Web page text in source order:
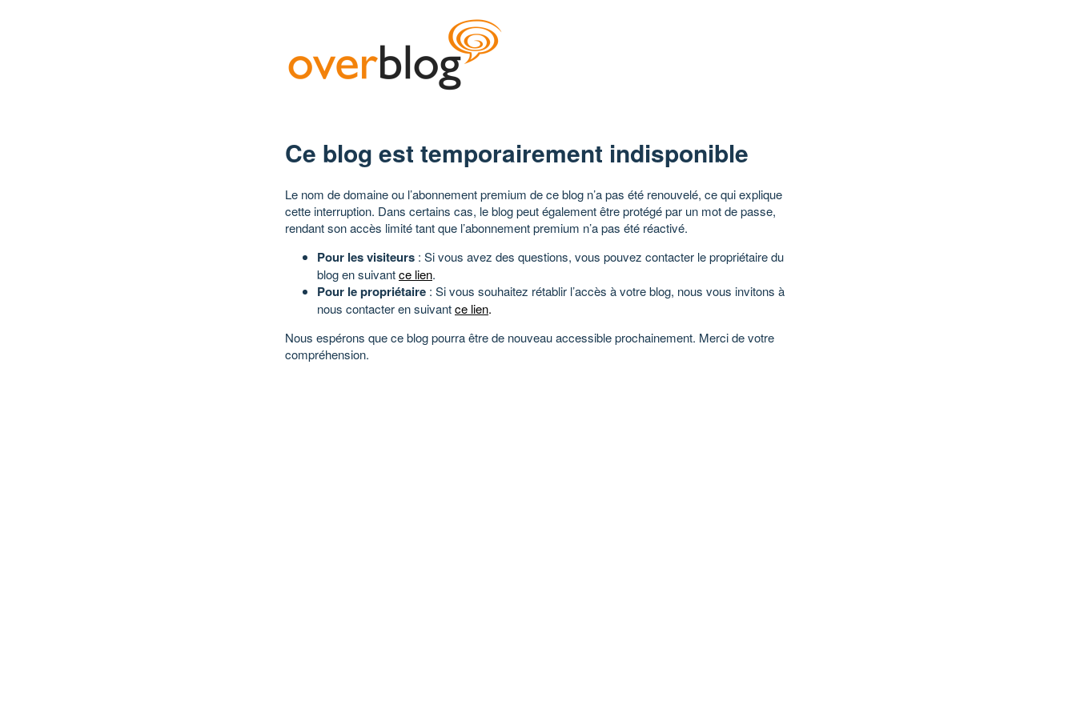
Ce blog est temporairement indisponible
Le nom de domaine ou l’abonnement premium de ce blog n’a pas été renouvelé, ce qui explique
cette interruption. Dans certains cas, le blog peut également être protégé par un mot de passe,
rendant son accès limité tant que l’abonnement premium n’a pas été réactivé.
Pour les visiteurs : Si vous avez des questions, vous pouvez contacter le propriétaire du
blog en suivantce lien.
Pour le propriétaire : Si vous souhaitez rétablir l’accès à votre blog, nous vous invitons à
nous contacter en suivantce lien.
Nous espérons que ce blog pourra être de nouveau accessible prochainement. Merci de votre
compréhension.